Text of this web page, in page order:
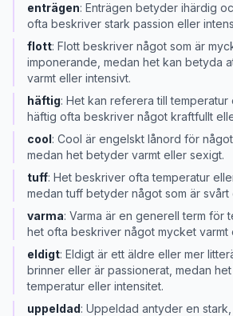
enträgen: Enträgen betyder ihärdig
ofta beskriver stark passion eller
flott: Flott beskriver något som är
imponerande, medan het kan betyda
varmt eller intensivt.
häftig: Het kan referera till temperatur
häftig ofta beskriver något kraftfullt
cool: Cool är engelskt lånord för
medan het betyder varmt eller sexigt.
tuff: Het beskriver ofta temperatur
medan tuff betyder något som är svårt
varma: Varma är en generell term för
het ofta beskriver något mycket varmt
eldigt: Eldigt är ett äldre eller mer
brinner eller är passionerat, medan
temperatur eller intensitet.
uppeldad: Uppeldad antyder en